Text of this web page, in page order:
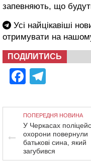
запевняють, що
Усі найцікавіші
отримувати на
ПОДІЛИТИСЬ
Facebook
ПОПЕРЕДНЯ НОВИНА
У Черкасах
охорони повернули
батькові сина, який
загубився